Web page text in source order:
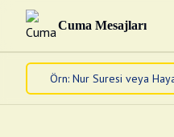
Cuma Mesajları